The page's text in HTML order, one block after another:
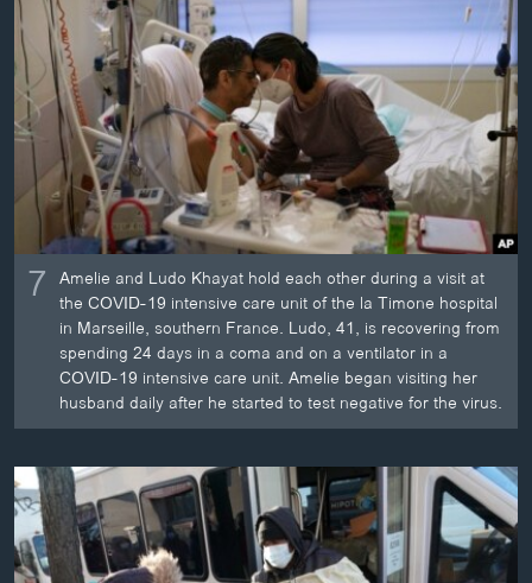
7 Amelie and Ludo Khayat hold each other during a visit at
the COVID-19 intensive care unit of the la Timone hospital
in Marseille, southern France. Ludo, 41, is recovering from
spending 24 days in a coma and on a ventilator in a
COVID-19 intensive care unit. Amelie began visiting her
husband daily after he started to test negative for the virus.